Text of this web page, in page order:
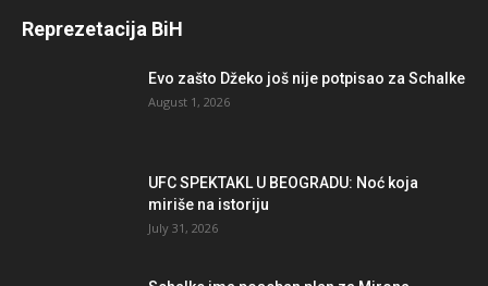
Reprezetacija BiH
Evo zašto Džeko još nije potpisao za Schalke
August 1, 2026
UFC SPEKTAKL U BEOGRADU: Noć koja
miriše na istoriju
July 31, 2026